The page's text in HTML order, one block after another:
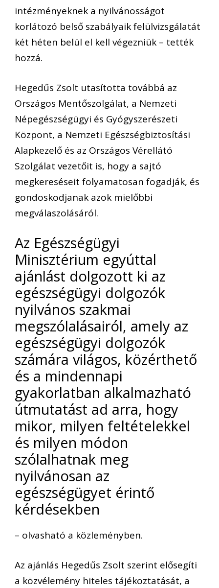
intézményeknek a nyilvánosságot
korlátozó belső szabályaik felülvizsgálatát
két héten belül el kell végezniük – tették
hozzá.
Hegedűs Zsolt utasította továbbá az
Országos Mentőszolgálat, a Nemzeti
Népegészségügyi és Gyógyszerészeti
Központ, a Nemzeti Egészségbiztosítási
Alapkezelő és az Országos Vérellátó
Szolgálat vezetőit is, hogy a sajtó
megkereséseit folyamatosan fogadják, és
gondoskodjanak azok mielőbbi
megválaszolásáról.
Az Egészségügyi
Minisztérium egyúttal
ajánlást dolgozott ki az
egészségügyi dolgozók
nyilvános szakmai
megszólalásairól, amely az
egészségügyi dolgozók
számára világos, közérthető
és a mindennapi
gyakorlatban alkalmazható
útmutatást ad arra, hogy
mikor, milyen feltételekkel
és milyen módon
szólalhatnak meg
nyilvánosan az
egészségügyet érintő
kérdésekben
– olvasható a közleményben.
Az ajánlás Hegedűs Zsolt szerint elősegíti
a közvélemény hiteles tájékoztatását, a